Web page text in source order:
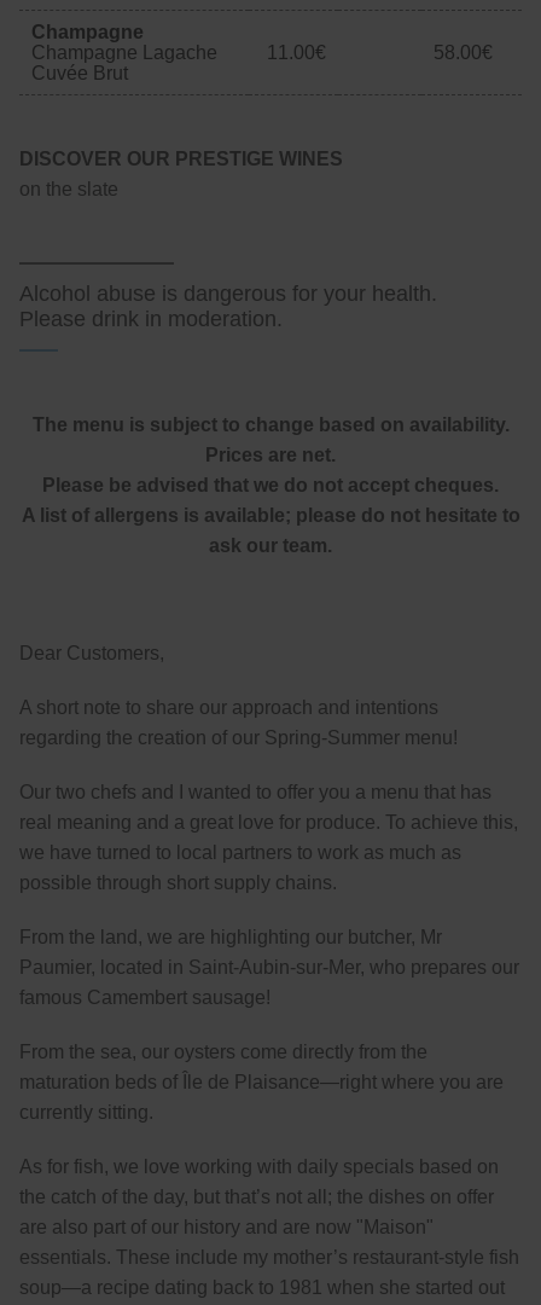
Champagne
Champagne Lagache
Cuvée Brut
11.00€ 58.00€
DISCOVER OUR PRESTIGE WINES
on the slate
Alcohol abuse is dangerous for your health.
Please drink in moderation.
The menu is subject to change based on availability.
Prices are net.
Please be advised that we do not accept cheques.
A list of allergens is available; please do not hesitate to
ask our team.
Dear Customers,
A short note to share our approach and intentions
regarding the creation of our Spring-Summer menu!
Our two chefs and I wanted to offer you a menu that has
real meaning and a great love for produce. To achieve this,
we have turned to local partners to work as much as
possible through short supply chains.
From the land, we are highlighting our butcher, Mr
Paumier, located in Saint-Aubin-sur-Mer, who prepares our
famous Camembert sausage!
From the sea, our oysters come directly from the
maturation beds of Île de Plaisance—right where you are
currently sitting.
As for fish, we love working with daily specials based on
the catch of the day, but that’s not all; the dishes on offer
are also part of our history and are now "Maison"
essentials. These include my mother’s restaurant-style fish
soup—a recipe dating back to 1981 when she started out